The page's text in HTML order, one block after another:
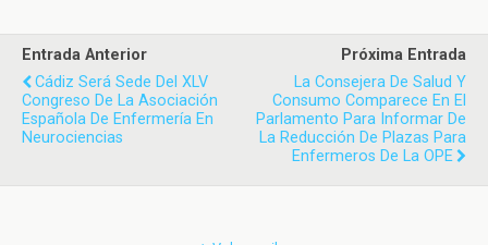
Entrada Anterior
Cádiz Será Sede Del XLV
Congreso De La Asociación
Española De Enfermería En
Neurociencias
Próxima Entrada
La Consejera De Salud Y
Consumo Comparece En El
Parlamento Para Informar De
La Reducción De Plazas Para
Enfermeros De La OPE